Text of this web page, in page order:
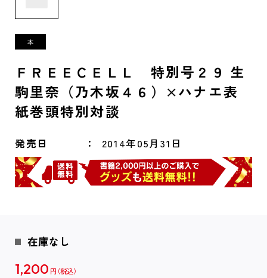
ＦＲＥＥＣＥＬＬ 特別号２９ 生
駒里奈（乃木坂４６）×ハナエ表
紙巻頭特別対談
発売日 2014年05月31日
在庫なし
1,200 円